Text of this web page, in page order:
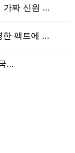
가짜 신원 ...
한 팩트에 ...
...